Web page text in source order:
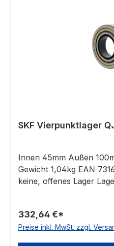
Innen 45mm Außen
Gewicht 1,04kg EAN
keine, offenes Lager
Toleranzklasse
ABEC 1 Nut(en) im
332,64 €*
Preise inkl. MwSt. zzgl.